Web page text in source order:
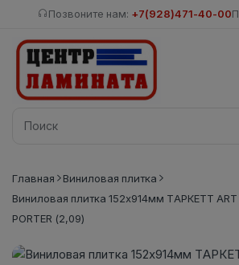
Позвоните нам: +7(928)471-40-00
Главная
Виниловая плитка
Виниловая плитка 152x914мм ТАРКЕТТ ART
PORTER (2,09)